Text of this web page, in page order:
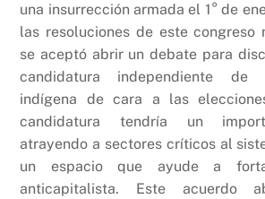
una insurrección armada el 1° de
las resoluciones de este congreso
se aceptó abrir un debate para
candidatura independiente de
indígena de cara a las
candidatura tendría un
atrayendo a sectores críticos al
un espacio que ayude a
anticapitalista. Este acuerdo